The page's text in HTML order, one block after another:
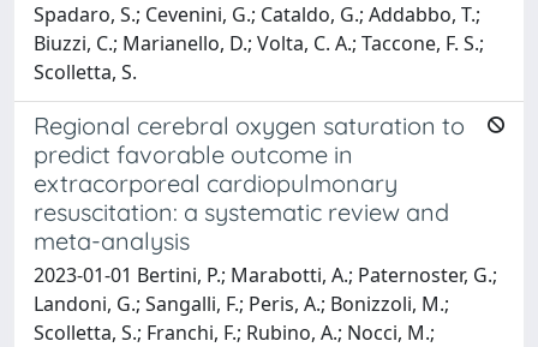
Spadaro, S.; Cevenini, G.; Cataldo, G.; Addabbo, T.;
Biuzzi, C.; Marianello, D.; Volta, C. A.; Taccone, F. S.;
Scolletta, S.
Regional cerebral oxygen saturation to
predict favorable outcome in
extracorporeal cardiopulmonary
resuscitation: a systematic review and
meta-analysis
2023-01-01 Bertini, P.; Marabotti, A.; Paternoster, G.;
Landoni, G.; Sangalli, F.; Peris, A.; Bonizzoli, M.;
Scolletta, S.; Franchi, F.; Rubino, A.; Nocci, M.;